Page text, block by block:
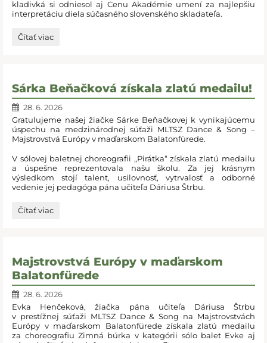
kladivká si odniesol aj Cenu Akadémie umení za najlepšiu
interpretáciu diela súčasného slovenského skladateľa.
Marko
za
ZUŠ
Partizánske:
Čítať viac
Sárka Beňačková získala zlatú medailu!
28. 6. 2026
Gratulujeme našej žiačke Sárke Beňačkovej k vynikajúcemu
úspechu na medzinárodnej súťaži MLTSZ Dance & Song –
Majstrovstvá Európy v maďarskom Balatonfürede.
V sólovej baletnej choreografii „Pirátka“ získala zlatú medailu
a úspešne reprezentovala našu školu. Za jej krásnym
výsledkom stojí talent, usilovnosť, vytrvalosť a odborné
vedenie jej pedagóga pána učiteľa Dáriusa Štrbu.
Sárka
Čítať viac
Majstrovstvá Európy v maďarskom
Balatonfürede
28. 6. 2026
Evka Henčeková, žiačka pána učiteľa Dáriusa Štrbu
v prestížnej súťaži MLTSZ Dance & Song na Majstrovstvách
Európy v maďarskom Balatonfürede získala zlatú medailu
za choreografiu Zimná búrka v kategórii sólo balet Evke aj